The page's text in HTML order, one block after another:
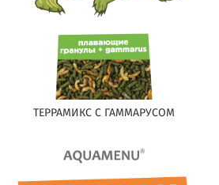
ТЕРРАМИКС С ГАММАРУСОМ